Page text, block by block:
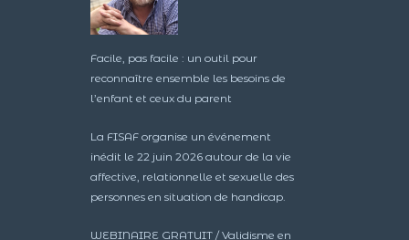
Facile, pas facile : un outil pour
reconnaître ensemble les besoins de
l’enfant et ceux du parent
La FISAF organise un événement
inédit le 22 juin 2026 autour de la vie
affective, relationnelle et sexuelle des
personnes en situation de handicap.
WEBINAIRE GRATUIT / Validisme en